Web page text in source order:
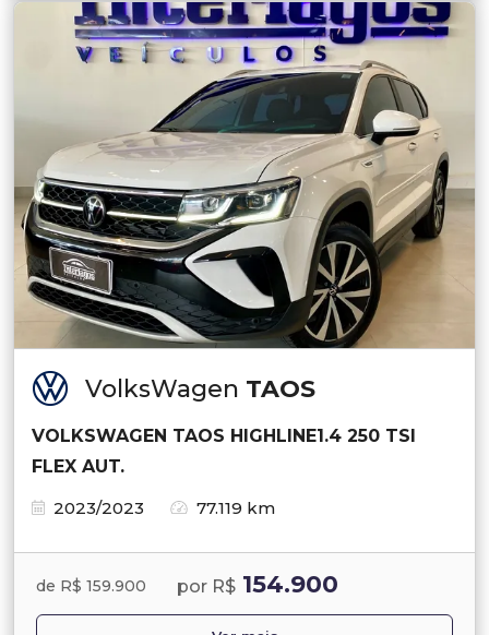
VolksWagen TAOS
VOLKSWAGEN TAOS HIGHLINE1.4 250 TSI
FLEX AUT.
2023/2023
77.119 km
de R$ 159.900 por R$ 154.900